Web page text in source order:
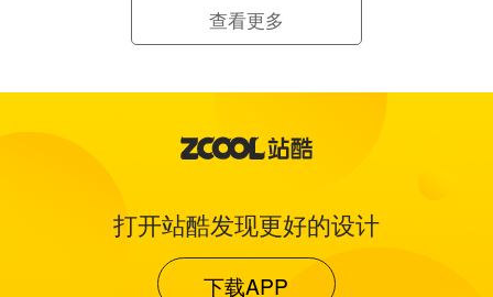
查看更多
打开站酷发现更好的设计
下载APP